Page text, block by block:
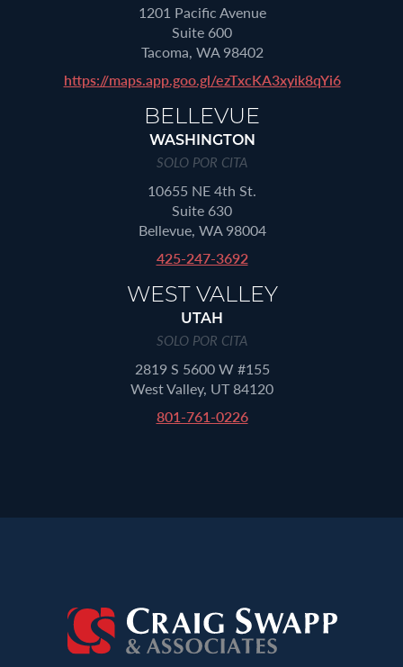
1201 Pacific Avenue
Suite 600
Tacoma, WA 98402
https://maps.app.goo.gl/ezTxcKA3xyik8qYi6
BELLEVUE
WASHINGTON
SOLO POR CITA
10655 NE 4th St.
Suite 630
Bellevue, WA 98004
425-247-3692
WEST VALLEY
UTAH
SOLO POR CITA
2819 S 5600 W #155
West Valley, UT 84120
801-761-0226